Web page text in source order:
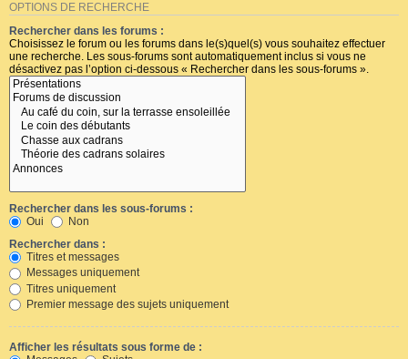
OPTIONS DE RECHERCHE
Rechercher dans les forums :
Choisissez le forum ou les forums dans le(s)quel(s) vous souhaitez effectuer
une recherche. Les sous-forums sont automatiquement inclus si vous ne
désactivez pas l’option ci-dessous « Rechercher dans les sous-forums ».
Rechercher dans les sous-forums :
Oui
Non
Rechercher dans :
Titres et messages
Messages uniquement
Titres uniquement
Premier message des sujets uniquement
Afficher les résultats sous forme de :